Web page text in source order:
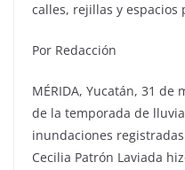
calles, rejillas y espacios
Por Redacción
MÉRIDA, Yucatán, 31 de
de la temporada de
inundaciones
Cecilia Patrón Laviada